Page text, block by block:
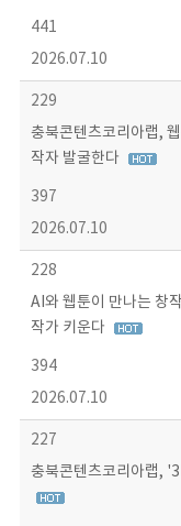
441
2026.07.10
229
충북콘텐츠코리아랩,
작자 발굴한다
397
2026.07.10
228
AI와 웹툰이 만나는 창
작가 키운다
394
2026.07.10
227
충북콘텐츠코리아랩,